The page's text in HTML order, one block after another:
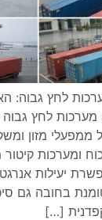
לחץ גבוה:
מערכות לחץ
ממפעלי מזון
ומערכות
יעילות
בחובה גם
[…]